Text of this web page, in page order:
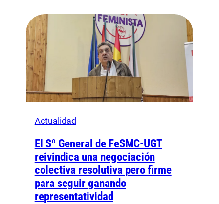
Actualidad
El Sº General de FeSMC-UGT
reivindica una negociación
colectiva resolutiva pero firme
para seguir ganando
representatividad